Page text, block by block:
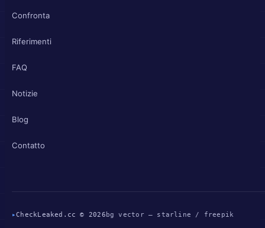
Confronta
Riferimenti
FAQ
Notizie
Blog
Contatto
▸CheckLeaked.cc © 2026 bg vector — starline / freepik